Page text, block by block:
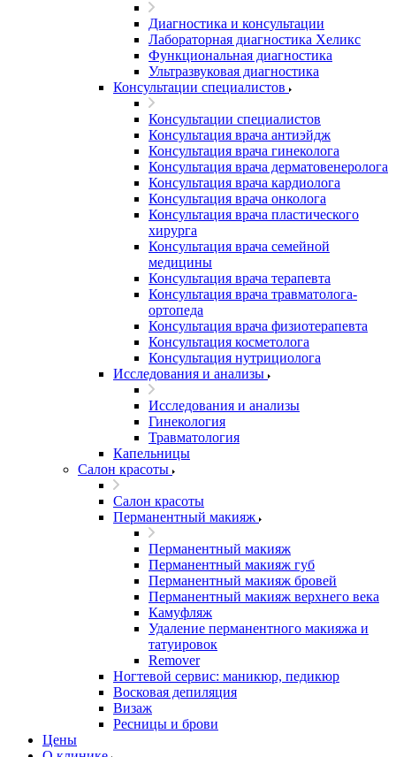
Диагностика и консультации
Лабораторная диагностика Хеликс
Функциональная диагностика
Ультразвуковая диагностика
Консультации специалистов
Консультации специалистов
Консультация врача антиэйдж
Консультация врача гинеколога
Консультация врача дерматовенеролога
Консультация врача кардиолога
Консультация врача онколога
Консультация врача пластического
хирурга
Консультация врача семейной
медицины
Консультация врача терапевта
Консультация врача травматолога-
ортопеда
Консультация врача физиотерапевта
Консультация косметолога
Консультация нутрициолога
Исследования и анализы
Исследования и анализы
Гинекология
Травматология
Капельницы
Салон красоты
Салон красоты
Перманентный макияж
Перманентный макияж
Перманентный макияж губ
Перманентный макияж бровей
Перманентный макияж верхнего века
Камуфляж
Удаление перманентного макияжа и
татуировок
Remover
Ногтевой сервис: маникюр, педикюр
Восковая депиляция
Визаж
Ресницы и брови
Цены